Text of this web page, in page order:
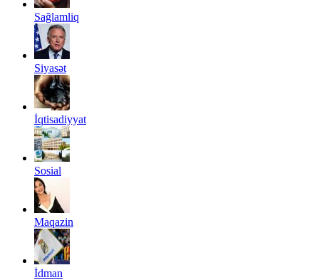
Sağlamliq
Siyasət
İqtisadiyyat
Sosial
Maqazin
İdman